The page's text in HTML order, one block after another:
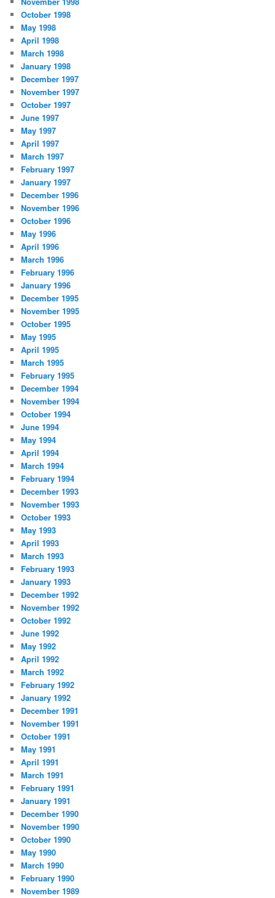
October 1998
May 1998
April 1998
March 1998
January 1998
December 1997
November 1997
October 1997
June 1997
May 1997
April 1997
March 1997
February 1997
January 1997
December 1996
November 1996
October 1996
May 1996
April 1996
March 1996
February 1996
January 1996
December 1995
November 1995
October 1995
May 1995
April 1995
March 1995
February 1995
December 1994
November 1994
October 1994
June 1994
May 1994
April 1994
March 1994
February 1994
December 1993
November 1993
October 1993
May 1993
April 1993
March 1993
February 1993
January 1993
December 1992
November 1992
October 1992
June 1992
May 1992
April 1992
March 1992
February 1992
January 1992
December 1991
November 1991
October 1991
May 1991
April 1991
March 1991
February 1991
January 1991
December 1990
November 1990
October 1990
May 1990
March 1990
February 1990
November 1989